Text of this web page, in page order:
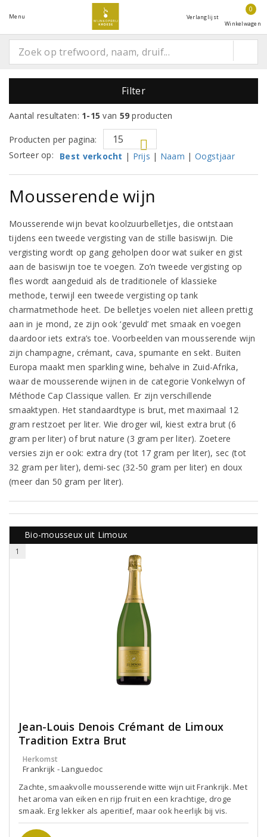
Menu Verlanglijst
0
Winkelwagen
Filter
Aantal resultaten: 1-15 van 59 producten
Producten per pagina:
Sorteer op:
Best verkocht | Prijs | Naam | Oogstjaar
Mousserende wijn
Mousserende wijn bevat koolzuurbelletjes, die ontstaan
tijdens een tweede vergisting van de stille basiswijn. Die
vergisting wordt op gang geholpen door wat suiker en gist
aan de basiswijn toe te voegen. Zo’n tweede vergisting op
fles wordt aangeduid als de traditionele of klassieke
methode, terwijl een tweede vergisting op tank
charmatmethode heet. De belletjes voelen niet alleen prettig
aan in je mond, ze zijn ook ‘gevuld’ met smaak en voegen
daardoor iets extra’s toe. Voorbeelden van mousserende wijn
zijn champagne, crémant, cava, spumante en sekt. Buiten
Europa maakt men sparkling wine, behalve in Zuid-Afrika,
waar de mousserende wijnen in de categorie Vonkelwyn of
Méthode Cap Classique vallen. Er zijn verschillende
smaaktypen. Het standaardtype is brut, met maximaal 12
gram restzoet per liter. Wie droger wil, kiest extra brut (6
gram per liter) of brut nature (3 gram per liter). Zoetere
versies zijn er ook: extra dry (tot 17 gram per liter), sec (tot
32 gram per liter), demi-sec (32-50 gram per liter) en doux
(meer dan 50 gram per liter).
Bio-mousseux uit Limoux
1
Jean-Louis Denois Crémant de Limoux
Tradition Extra Brut
Herkomst
Frankrijk - Languedoc
Zachte, smaakvolle mousserende witte wijn uit Frankrijk. Met
het aroma van eiken en rijp fruit en een krachtige, droge
smaak. Erg lekker als aperitief, maar ook heerlijk bij vis.